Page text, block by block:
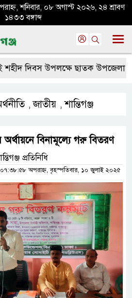
শনিবার, ০৮ অগাস্ট ২০২৬, ২৪ শ্রাবণ
১৪৩৩ বঙ্গাব্দ
দিবস উপলক্ষে ছাতক উপজেলা
,জাতীয় ,শান্তিগঞ্জ
অর্থায়নে বিনামূল্যে গরু বিতরণ
প্রতিনিধি
অপরাহ্ন, বৃহস্পতিবার, ১০ জুলাই ২০২৫